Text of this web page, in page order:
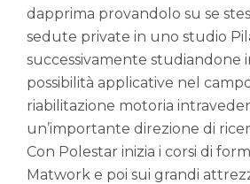
dapprima provandolo su se
sedute private in uno studio
successivamente studiandone
possibilità applicative nel
riabilitazione motoria
un’importante direzione di
Con Polestar inizia i corsi di
Matwork e poi sui grandi